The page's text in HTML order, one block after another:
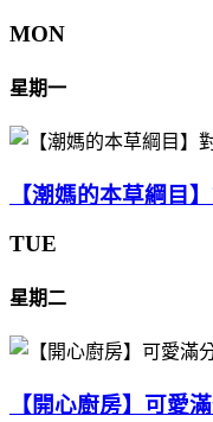
MON
星期一
【潮媽的本草綱目
TUE
星期二
【開心廚房】可愛